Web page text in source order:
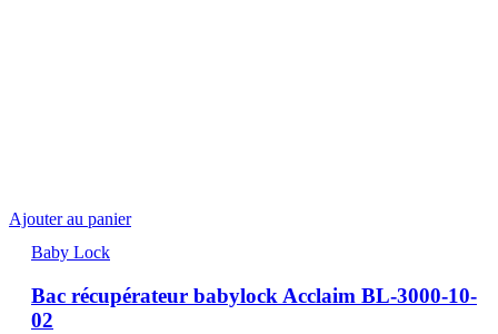
Ajouter au panier
Baby Lock
Bac récupérateur babylock Acclaim BL-3000-10-
02